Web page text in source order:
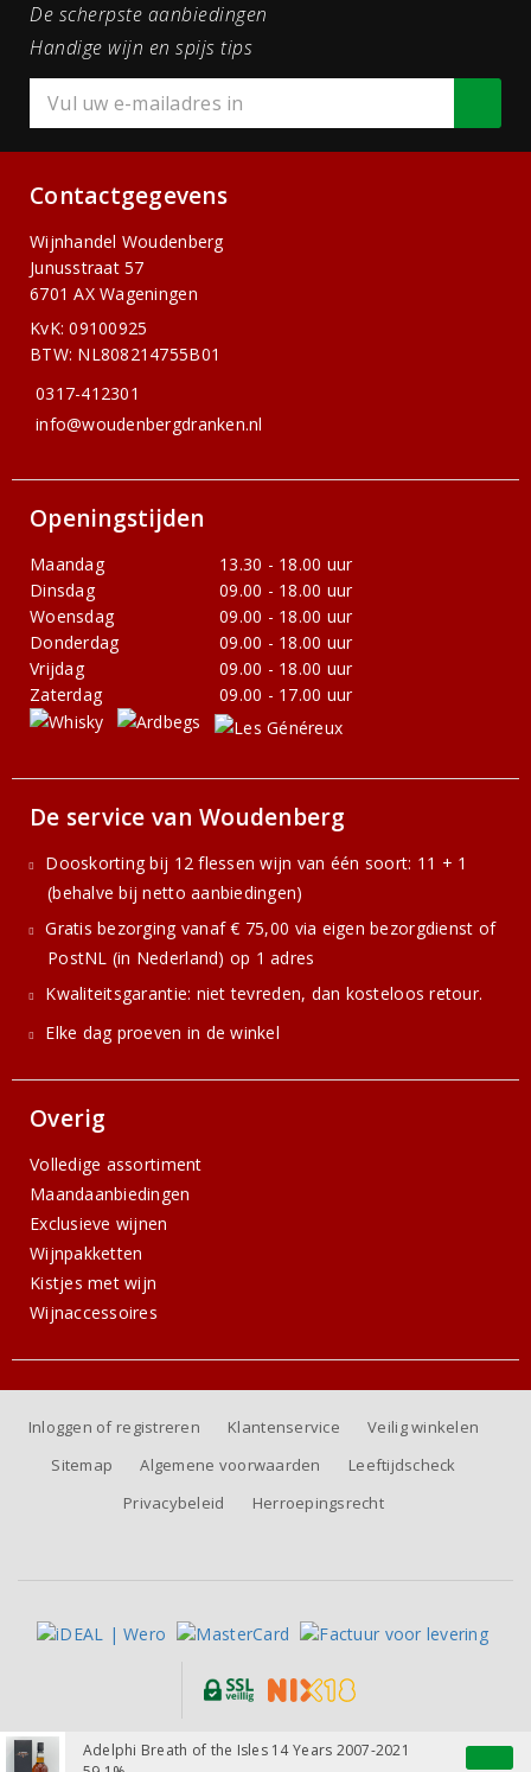
Adelphi Breath of the Isles 14 Years 2007-2021
De scherpste aanbiedingen
Handige wijn en spijs tips
Contactgegevens
Wijnhandel Woudenberg
Junusstraat 57
6701 AX Wageningen
KvK: 09100925
BTW: NL808214755B01
0317-412301
info@woudenbergdranken.nl
Openingstijden
Maandag
13.30 - 18.00 uur
Dinsdag
09.00 - 18.00 uur
Woensdag
09.00 - 18.00 uur
Donderdag
09.00 - 18.00 uur
Vrijdag
09.00 - 18.00 uur
Zaterdag
09.00 - 17.00 uur
De service van Woudenberg
Dooskorting bij 12 flessen wijn van één soort: 11 + 1
(behalve bij netto aanbiedingen)
Gratis bezorging vanaf € 75,00 via eigen bezorgdienst of
PostNL (in Nederland) op 1 adres
Kwaliteitsgarantie: niet tevreden, dan kosteloos retour.
Elke dag proeven in de winkel
Overig
Volledige assortiment
Maandaanbiedingen
Exclusieve wijnen
Wijnpakketten
Kistjes met wijn
Wijnaccessoires
Inloggen of registreren Klantenservice
Veilig winkelen
Sitemap
Algemene voorwaarden
Leeftijdscheck
Privacybeleid
Herroepingsrecht
Alle prijzen zijn inclusief BTW, exclusief eventuele verzendkosten.